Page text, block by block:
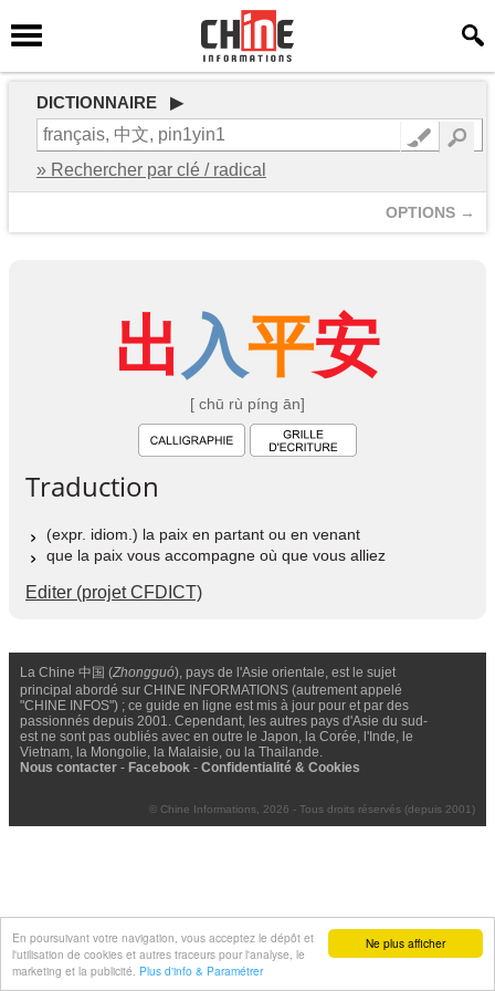
Ne plus afficher
En poursuivant votre navigation, vous acceptez le dépôt et
l'utilisation de cookies et autres traceurs pour l'analyse, le
marketing et la publicité. Plus d'info & Paramétrer
DICTIONNAIRE ▶
» Rechercher par clé / radical
OPTIONS →
出入平安
[ chū rù píng ān]
Traduction
(expr. idiom.) la paix en partant ou en venant
que la paix vous accompagne où que vous alliez
Editer (projet CFDICT)
La Chine 中国 (Zhongguó), pays de l'Asie orientale, est le sujet
principal abordé sur CHINE INFORMATIONS (autrement appelé
"CHINE INFOS") ; ce guide en ligne est mis à jour pour et par des
passionnés depuis 2001. Cependant, les autres pays d'Asie du sud-
est ne sont pas oubliés avec en outre le Japon, la Corée, l'Inde, le
Vietnam, la Mongolie, la Malaisie, ou la Thailande.
Nous contacter - Facebook - Confidentialité & Cookies
© Chine Informations, 2026 - Tous droits réservés (depuis 2001)